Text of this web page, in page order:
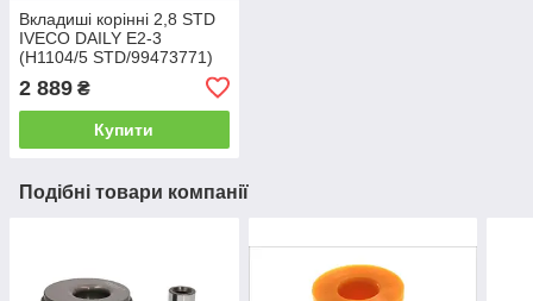
Вкладиші корінні 2,8 STD
IVECO DAILY Е2-3
(H1104/5 STD/99473771)
2 889 ₴
Купити
Подібні товари компанії